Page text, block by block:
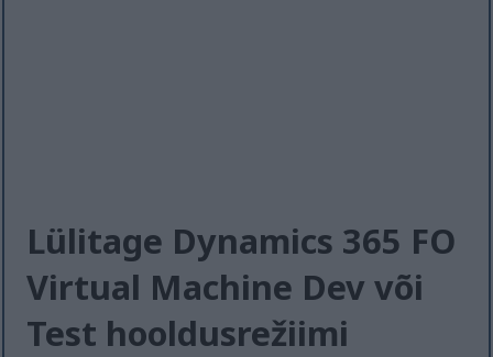
Lülitage Dynamics 365 FO
Virtual Machine Dev või
Test hooldusrežiimi